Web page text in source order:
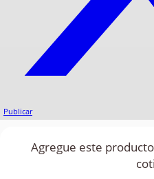
Publicar
Agregue este